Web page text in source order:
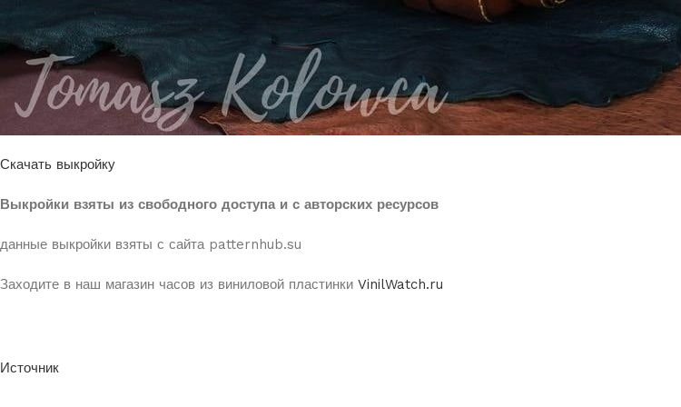
Скачать выкройку
Выкройки взяты из свободного доступа и с авторских ресурсов
данные выкройки взяты с сайта patternhub.su
Заходите в наш магазин часов из виниловой пластинки VinilWatch.ru
Источник